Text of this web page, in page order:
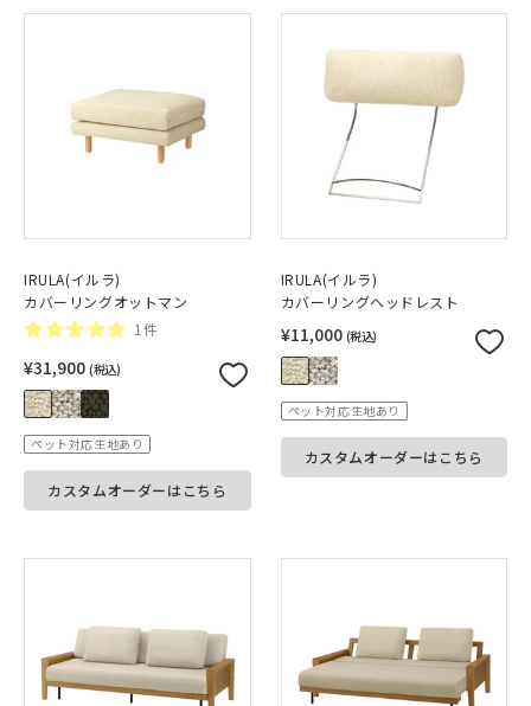
IRULA(イルラ)
カバーリングオットマン
1件
¥31,900 (税込)
ペット対応生地あり
カスタムオーダーはこちら
IRULA(イルラ)
カバーリングヘッドレスト
¥11,000 (税込)
ペット対応生地あり
カスタムオーダーはこちら